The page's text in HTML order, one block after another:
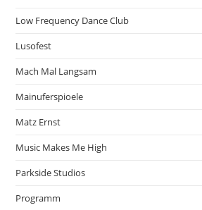
Low Frequency Dance Club
Lusofest
Mach Mal Langsam
Mainuferspioele
Matz Ernst
Music Makes Me High
Parkside Studios
Programm